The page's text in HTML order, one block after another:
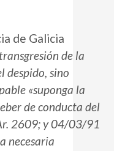
de Galicia
de la
despido, sino
«suponga la
de conducta del
2609; y 04/03/91
necesaria